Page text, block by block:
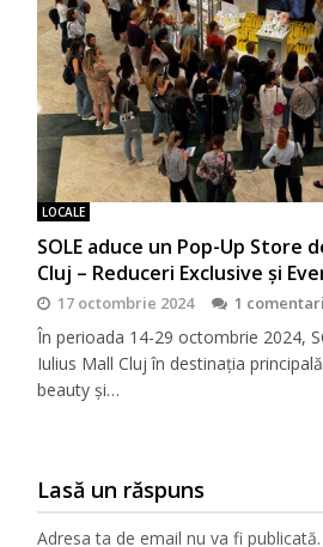
LOCALE
SOLE aduce un Pop-Up Store
Cluj – Reduceri Exclusive și
17 octombrie 2024 1
În perioada 14-29 octombrie 2024,
Iulius Mall Cluj în destinația
beauty și…
Lasă un răspuns
Adresa ta de email nu va fi publicată.